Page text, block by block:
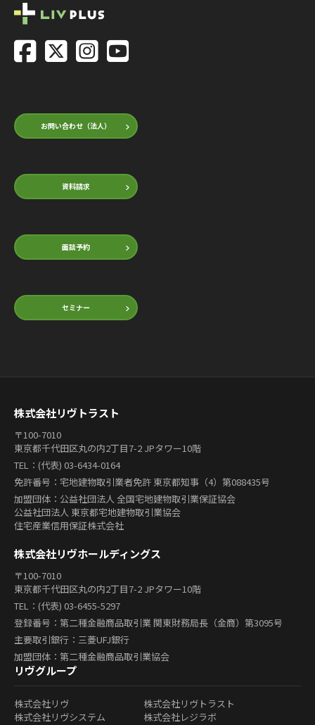
お問い合わせ（法人）
資料請求
面談予約
セミナー
株式会社リヴトラスト
〒100-7010
東京都千代田区丸の内2丁目7-2 JPタワー10階
TEL：(代表) 03-6434-0164
免許番号：宅地建物取引業者免許 東京都知事（4）第088435号
加盟団体：公益社団法人 全国宅地建物取引業保証協会
公益社団法人 東京都宅地建物取引業協会
住宅産業信用保証株式会社
株式会社リヴホールディングス
〒100-7010
東京都千代田区丸の内2丁目7-2 JPタワー10階
TEL：(代表) 03-6455-5297
登録番号：第二種金融商品取引業 関東財務局長（金商）第3095号
主要取引銀行：三菱UFJ銀行
加盟団体：第二種金融商品取引業協会
リヴグループ
株式会社リヴ
株式会社リヴトラスト
株式会社リヴシステム
株式会社レジラボ